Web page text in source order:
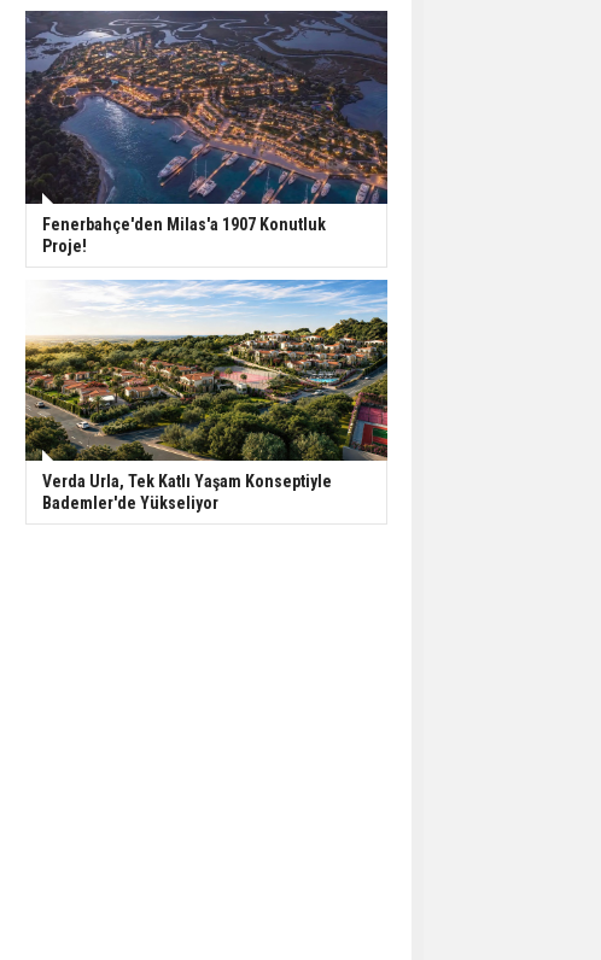
Fenerbahçe'den Milas'a 1907 Konutluk
Proje!
Verda Urla, Tek Katlı Yaşam Konseptiyle
Bademler'de Yükseliyor